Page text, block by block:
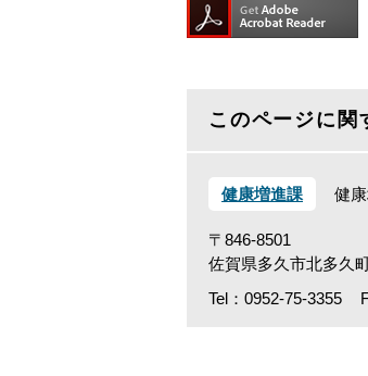
このページに関
健康増進課 健
〒846-8501
佐賀県多久市北多久
Tel：0952-75-3355